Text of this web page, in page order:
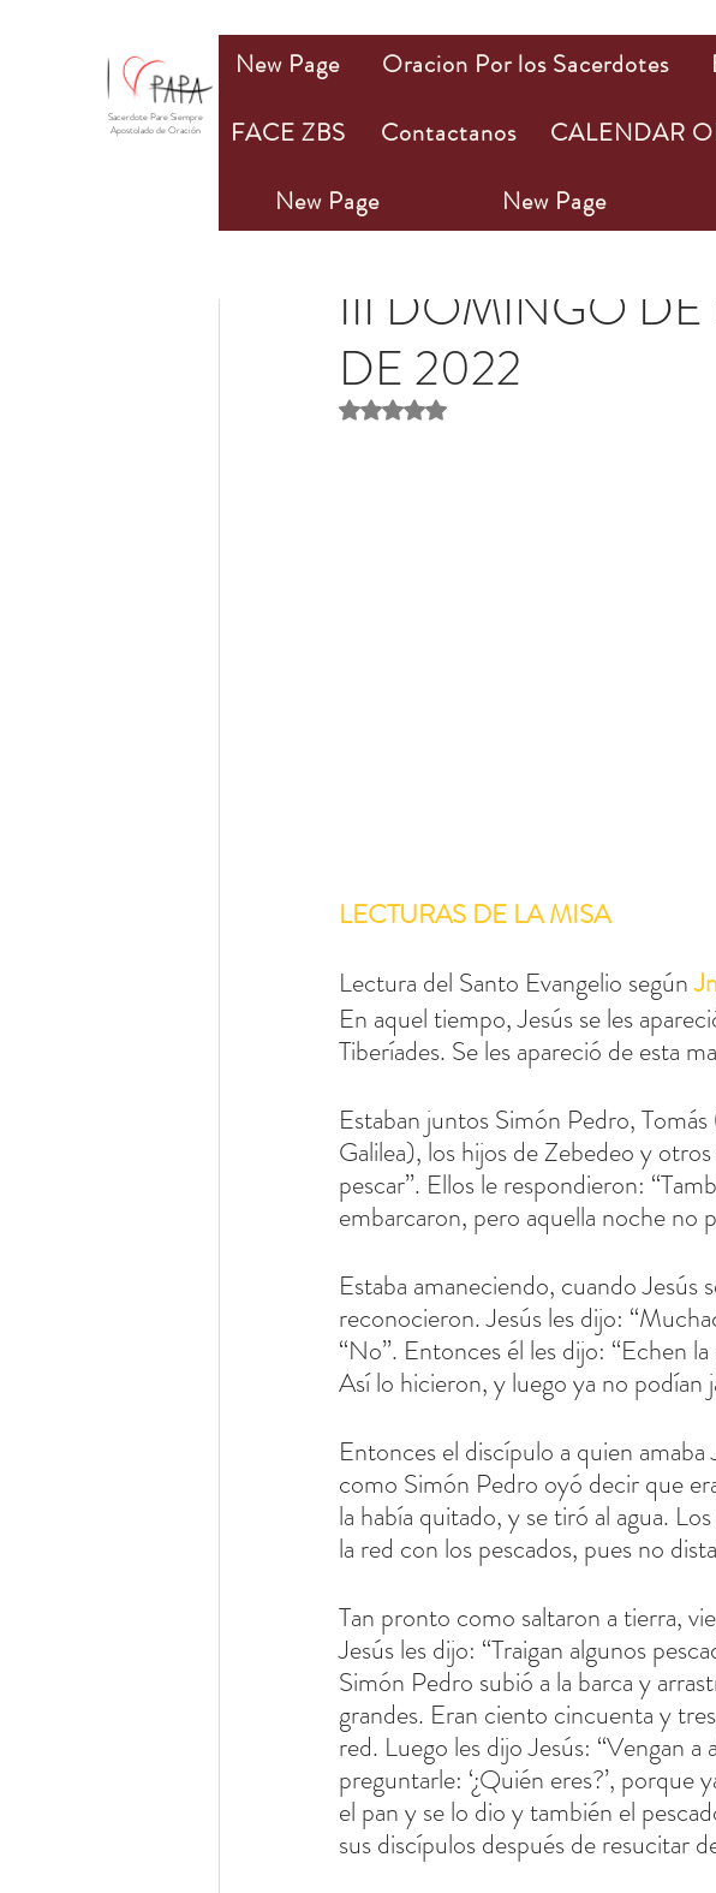
III DOMINGO DE
DE 2022
Obtuvo NaN de 5 estrellas.
LECTURAS DE LA MISA
Lectura del Santo Evangelio según
En aquel tiempo, Jesús se les
Tiberíades. Se les apareció de esta
Estaban juntos Simón Pedro,
Galilea), los hijos de Zebedeo y
pescar”. Ellos le respondieron:
embarcaron, pero aquella noche no
Estaba amaneciendo, cuando Jesús
reconocieron. Jesús les dijo:
“No”. Entonces él les dijo: “Echen
Así lo hicieron, y luego ya no podían
Entonces el discípulo a quien
como Simón Pedro oyó decir que
la había quitado, y se tiró al agua.
la red con los pescados, pues no
Tan pronto como saltaron a tierra,
Jesús les dijo: “Traigan algunos
Simón Pedro subió a la barca y
grandes. Eran ciento cincuenta y
red. Luego les dijo Jesús: “Vengan
preguntarle: ‘¿Quién eres?’, porque
el pan y se lo dio y también el
sus discípulos después de resucitar
New Page Oracion Por los Sacerdotes
FACE ZBS
Contactanos CALENDAR
New Page
New Page
Sacerdote Pare Siempre
Apostolado de Oración